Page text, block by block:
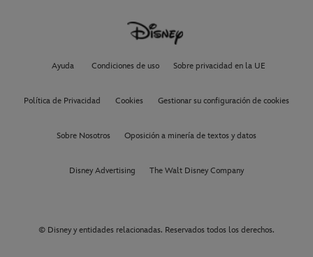
Ayuda Condiciones de uso Sobre privacidad en la UE
Política de Privacidad Cookies Gestionar su configuración de cookies
Sobre Nosotros Oposición a minería de textos y datos
Disney Advertising The Walt Disney Company
© Disney y entidades relacionadas. Reservados todos los derechos.